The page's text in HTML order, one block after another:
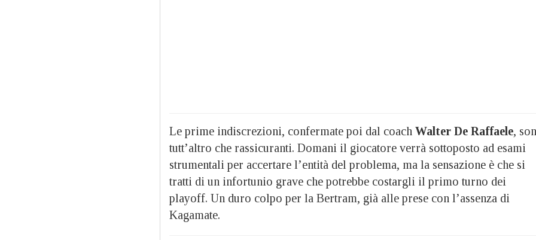
Le prime indiscrezioni, confermate poi dal coach Walter De Raffaele,
tutt’altro che rassicuranti. Domani il giocatore verrà sottoposto ad esami
strumentali per accertare l’entità del problema, ma la sensazione è che si
tratti di un infortunio grave che potrebbe costargli il primo turno dei
playoff. Un duro colpo per la Bertram, già alle prese con l’assenza di
Kagamate.